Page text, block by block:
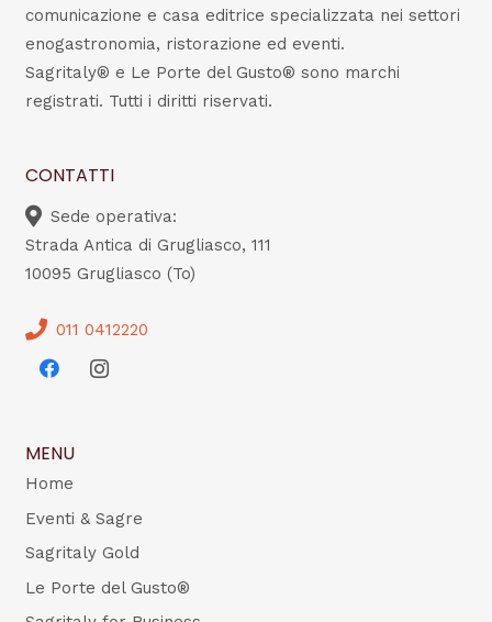
comunicazione e casa editrice specializzata nei settori
enogastronomia, ristorazione ed eventi.
Sagritaly® e Le Porte del Gusto® sono marchi
registrati. Tutti i diritti riservati.
CONTATTI
Sede operativa:
Strada Antica di Grugliasco, 111
10095 Grugliasco (To)
011 0412220
MENU
Home
Eventi & Sagre
Sagritaly Gold
Le Porte del Gusto®